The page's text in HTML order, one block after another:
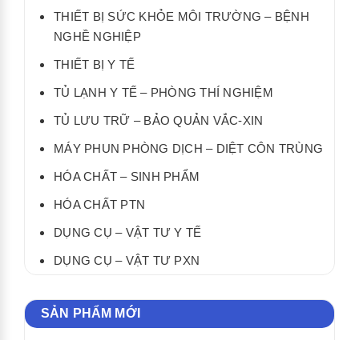
THIẾT BỊ SỨC KHỎE MÔI TRƯỜNG – BỆNH
NGHỀ NGHIỆP
THIẾT BỊ Y TẾ
TỦ LẠNH Y TẾ – PHÒNG THÍ NGHIỆM
TỦ LƯU TRỮ – BẢO QUẢN VẮC-XIN
MÁY PHUN PHÒNG DỊCH – DIỆT CÔN TRÙNG
HÓA CHẤT – SINH PHẨM
HÓA CHẤT PTN
DỤNG CỤ – VẬT TƯ Y TẾ
DỤNG CỤ – VẬT TƯ PXN
SẢN PHẨM MỚI